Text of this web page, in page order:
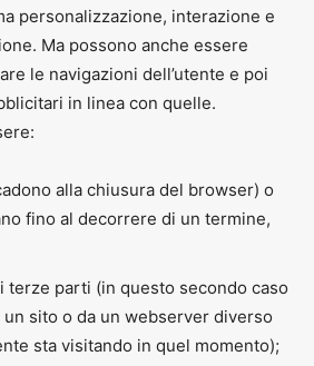
personalizzazione, interazione e
Ma possono anche essere
le navigazioni dell’utente e poi
in linea con quelle.
alla chiusura del browser) o
fino al decorrere di un termine,
terze parti (in questo secondo caso
sito o da un webserver diverso
sta visitando in quel momento);